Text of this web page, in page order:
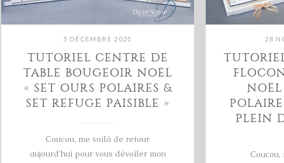
5 DÉCEMBRE 2021
TUTORIEL CENTRE DE
TABLE BOUGEOIR NOËL
« SET OURS POLAIRES &
SET REFUGE PAISIBLE »
Coucou, me voilà de retour
aujourd’hui pour vous dévoiler mon
28
NOËL
PLEIN